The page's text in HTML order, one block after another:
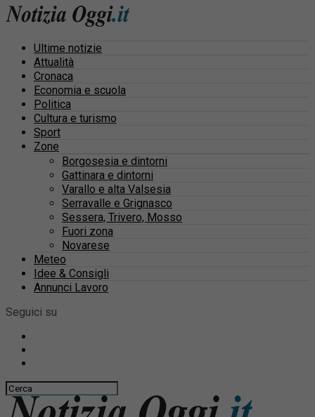
Ultime notizie
Attualità
Cronaca
Economia e scuola
Politica
Cultura e turismo
Sport
Zone
Borgosesia e dintorni
Gattinara e dintorni
Varallo e alta Valsesia
Serravalle e Grignasco
Sessera, Trivero, Mosso
Fuori zona
Novarese
Meteo
Idee & Consigli
Annunci Lavoro
Seguici su